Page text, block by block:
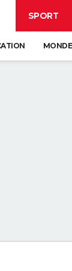
SPORT
MONDE